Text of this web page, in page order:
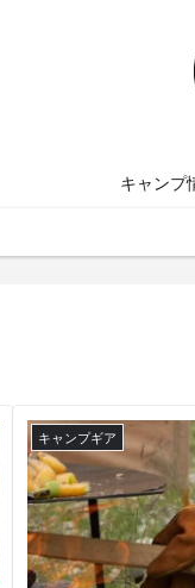
キャンプ
キャンプギア